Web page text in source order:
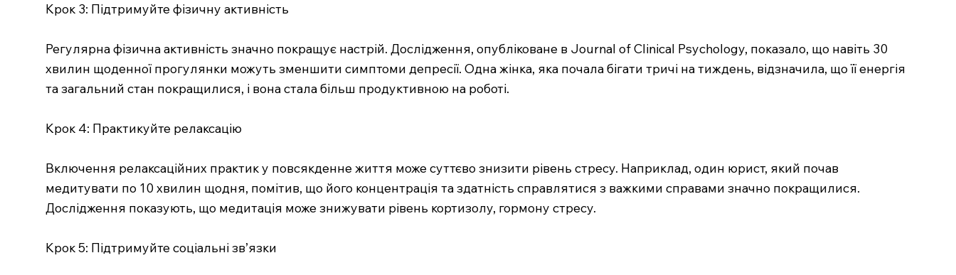
Крок 3: Підтримуйте фізичну активність
Регулярна фізична активність значно покращує настрій. Дослідження, опубліковане в Journal of Clinical Psychology, показало, що навіть 30
хвилин щоденної прогулянки можуть зменшити симптоми депресії. Одна жінка, яка почала бігати тричі на тиждень, відзначила, що її енергія
та загальний стан покращилися, і вона стала більш продуктивною на роботі.
Крок 4: Практикуйте релаксацію
Включення релаксаційних практик у повсякденне життя може суттєво знизити рівень стресу. Наприклад, один юрист, який почав
медитувати по 10 хвилин щодня, помітив, що його концентрація та здатність справлятися з важкими справами значно покращилися.
Дослідження показують, що медитація може знижувати рівень кортизолу, гормону стресу.
Крок 5: Підтримуйте соціальні зв’язки